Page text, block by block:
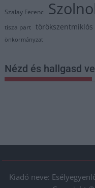
Szalay Ferenc
tisza part törökszentmiklós
önkormányzat
Nézd és hallgasd
Kiadó neve: